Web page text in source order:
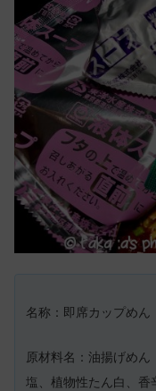
名称：即席カップめん
原材料名：油揚げめ
塩、植物性たん白、香